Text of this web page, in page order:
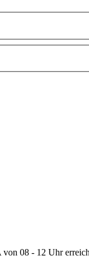
08 - 12 Uhr